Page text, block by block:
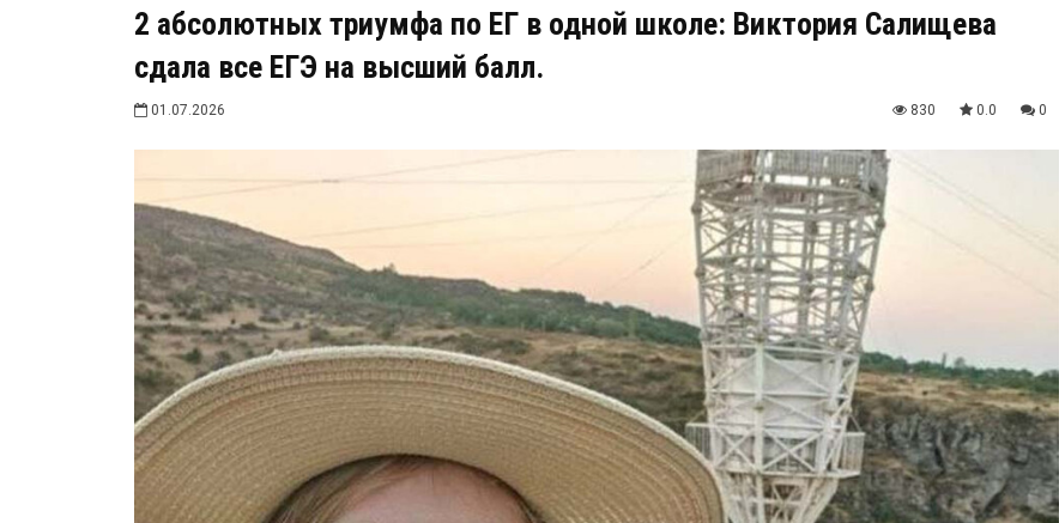
2 абсолютных триумфа по ЕГ в одной школе: Виктория Салищева
сдала все ЕГЭ на высший балл.
01.07.2026 830 0.0 0